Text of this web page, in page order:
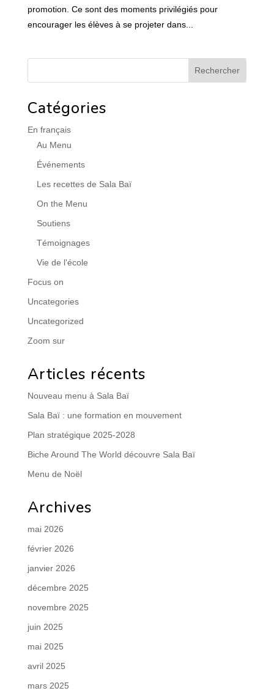
promotion. Ce sont des moments privilégiés pour
encourager les élèves à se projeter dans...
Catégories
En français
Au Menu
Événements
Les recettes de Sala Baï
On the Menu
Soutiens
Témoignages
Vie de l'école
Focus on
Uncategories
Uncategorized
Zoom sur
Articles récents
Nouveau menu à Sala Baï
Sala Baï : une formation en mouvement
Plan stratégique 2025-2028
Biche Around The World découvre Sala Baï
Menu de Noël
Archives
mai 2026
février 2026
janvier 2026
décembre 2025
novembre 2025
juin 2025
mai 2025
avril 2025
mars 2025